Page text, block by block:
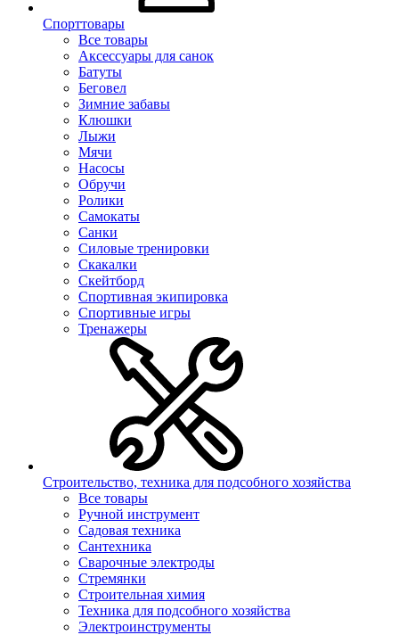
Спорттовары
Все товары
Аксессуары для санок
Батуты
Беговел
Зимние забавы
Клюшки
Лыжи
Мячи
Насосы
Обручи
Ролики
Самокаты
Санки
Силовые тренировки
Скакалки
Скейтборд
Спортивная экипировка
Спортивные игры
Тренажеры
Строительство, техника для подсобного хозяйства
Все товары
Ручной инструмент
Садовая техника
Сантехника
Сварочные электроды
Стремянки
Строительная химия
Техника для подсобного хозяйства
Электроинструменты